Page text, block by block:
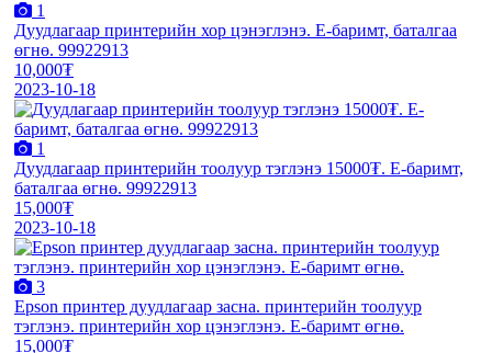
1
Дуудлагаар принтерийн хор цэнэглэнэ. E-баримт, баталгаа
өгнө. 99922913
10,000₮
2023-10-18
1
Дуудлагаар принтерийн тоолуур тэглэнэ 15000₮. E-баримт,
баталгаа өгнө. 99922913
15,000₮
2023-10-18
3
Epson принтер дуудлагаар засна. принтерийн тоолуур
тэглэнэ. принтерийн хор цэнэглэнэ. E-баримт өгнө.
15,000₮